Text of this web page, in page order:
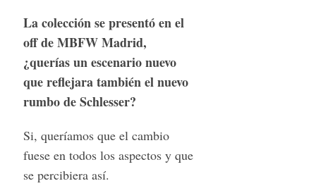
La colección se presentó en el
off de MBFW Madrid,
¿querías un escenario nuevo
que reflejara también el nuevo
rumbo de Schlesser?
Si, queríamos que el cambio
fuese en todos los aspectos y que
se percibiera así.
e
a
c